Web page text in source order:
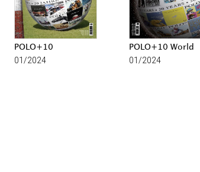
POLO+10
01/2024
POLO+10 World
01/2024